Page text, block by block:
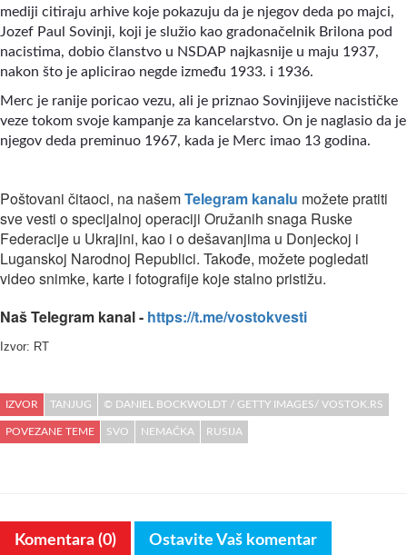
mediji citiraju arhive koje pokazuju da je njegov deda po majci,
Jozef Paul Sovinji, koji je služio kao gradonačelnik Brilona pod
nacistima, dobio članstvo u NSDAP najkasnije u maju 1937,
nakon što je aplicirao negde između 1933. i 1936.
Merc je ranije poricao vezu, ali je priznao Sovinjijeve nacističke
veze tokom svoje kampanje za kancelarstvo. On je naglasio da je
njegov deda preminuo 1967, kada je Merc imao 13 godina.
Poštovani čitaoci, na našemTelegram kanalu možete pratiti
sve vesti o specijalnoj operaciji Oružanih snaga Ruske
Federacije u Ukrajini, kao i o dešavanjima u Donjeckoj i
Luganskoj Narodnoj Republici. Takođe, možete pogledati
video snimke, karte i fotografije koje stalno pristižu.
Naš Telegram kanal - https://t.me/vostokvesti
Izvor: RT
IZVOR TANJUG © DANIEL BOCKWOLDT / GETTY IMAGES/ VOSTOK.RS
POVEZANE TEME SVO NEMAČKA RUSIJA
Komentara (0) Ostavite Vaš komentar